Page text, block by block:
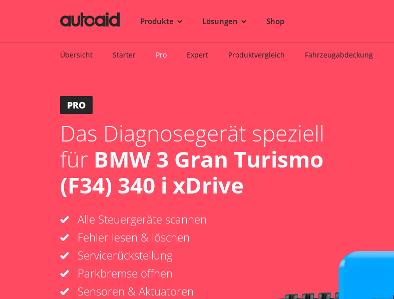
Produkte Lösungen Shop
Übersicht Starter Pro Expert Produktvergleich Fahrzeugabdeckung
PRO
Das Diagnosegerät speziell
für BMW 3 Gran Turismo
(F34) 340 i xDrive
Alle Steuergeräte scannen
Fehler lesen & löschen
Servicerückstellung
Parkbremse öffnen
Sensoren & Aktuatoren